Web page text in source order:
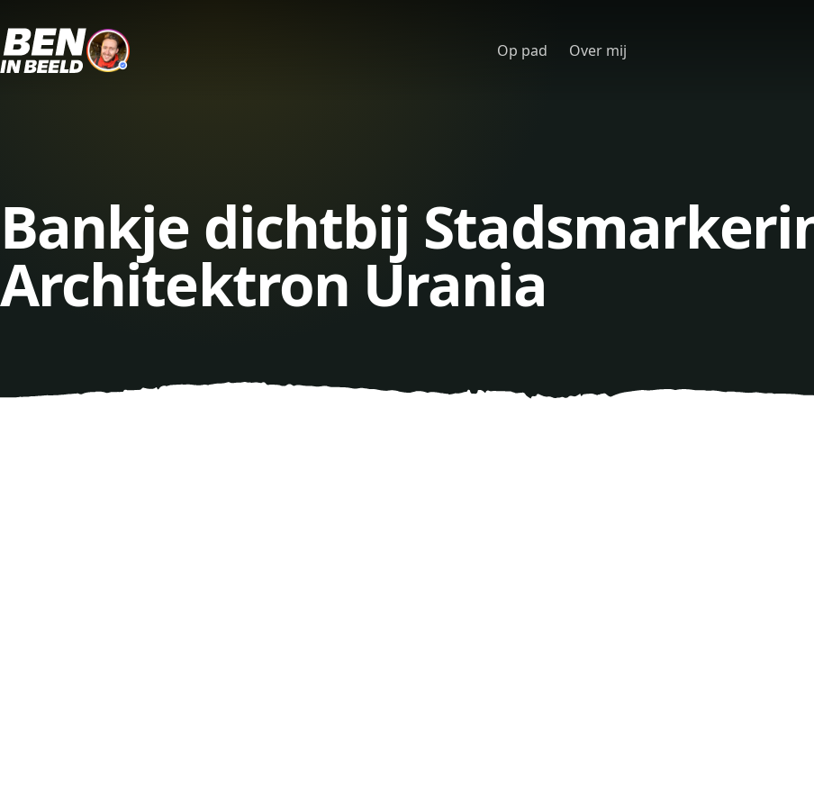
Op pad Over mij
Bankje dichtbij
Architektron Urania